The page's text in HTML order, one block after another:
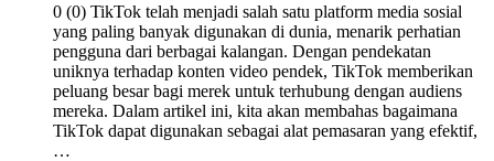
0 (0) TikTok telah menjadi salah satu platform media sosial
yang paling banyak digunakan di dunia, menarik perhatian
pengguna dari berbagai kalangan. Dengan pendekatan
uniknya terhadap konten video pendek, TikTok memberikan
peluang besar bagi merek untuk terhubung dengan audiens
mereka. Dalam artikel ini, kita akan membahas bagaimana
TikTok dapat digunakan sebagai alat pemasaran yang efektif,
…